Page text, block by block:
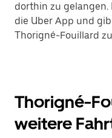
dorthin zu
die Uber App und
Thorigné-Fouillard
Thorigné-
weitere